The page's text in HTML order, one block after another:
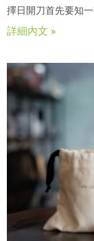
擇日開刀首先要知
詳細內文 »